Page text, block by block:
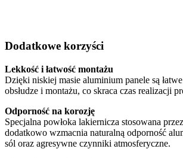
Dodatkowe korzyści
Lekkość i łatwość montażu
Dzięki niskiej masie aluminium panele są
obsłudze i montażu, co skraca czas realizacji
Odporność na korozję
Specjalna powłoka lakiernicza stosowana
dodatkowo wzmacnia naturalną odporność
sól oraz agresywne czynniki atmosferyczne.